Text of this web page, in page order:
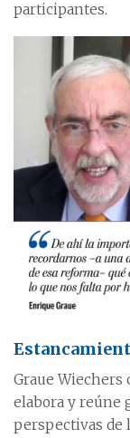
participantes.
Graue Wiechers
elabora y reúne
perspectivas de